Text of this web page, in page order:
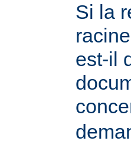
Si la
est-il